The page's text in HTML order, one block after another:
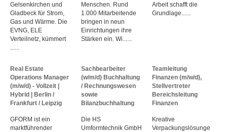
Gelsenkirchen und
Gladbeck für Strom,
Gas und Wärme. Die
EVNG, ELE
Verteilnetz, kümmert
Menschen. Rund
1.000 Mitarbeitende
bringen in neun
Einrichtungen ihre
Stärken ein. Wi......
Arbeit schafft die
Grundlage......
Real Estate
Operations Manager
(m/w/d) - Vollzeit |
Hybrid | Berlin /
Frankfurt / Leipzig
GFORM ist ein
marktführender
Sachbearbeiter
(w/m/d) Buchhaltung
/ Rechnungswesen
sowie
Bilanzbuchhaltung
Die HS
Umformtechnik GmbH
Teamleitung
Finanzen (m/w/d),
Stellvertreter
Bereichsleitung
Finanzen
Kreative
Verpackungslösunge